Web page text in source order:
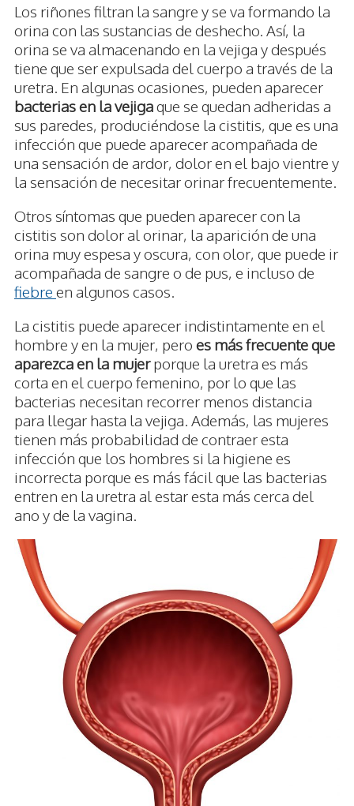
Los riñones filtran la sangre y se va formando la
orina con las sustancias de deshecho. Así, la
orina se va almacenando en la vejiga y después
tiene que ser expulsada del cuerpo a través de la
uretra. En algunas ocasiones, pueden aparecer
bacterias en la vejigaque se quedan adheridas a
sus paredes, produciéndose la cistitis, que es una
infección que puede aparecer acompañada de
una sensación de ardor, dolor en el bajo vientre y
la sensación de necesitar orinar frecuentemente.
Otros síntomas que pueden aparecer con la
cistitis son dolor al orinar, la aparición de una
orina muy espesa y oscura, con olor, que puede ir
acompañada de sangre o de pus, e incluso de
fiebre en algunos casos.
La cistitis puede aparecer indistintamente en el
hombre y en la mujer, pero es más frecuente que
aparezca en la mujerporque la uretra es más
corta en el cuerpo femenino, por lo que las
bacterias necesitan recorrer menos distancia
para llegar hasta la vejiga. Además, las mujeres
tienen más probabilidad de contraer esta
infección que los hombres si la higiene es
incorrecta porque es más fácil que las bacterias
entren en la uretra al estar esta más cerca del
ano y de la vagina.